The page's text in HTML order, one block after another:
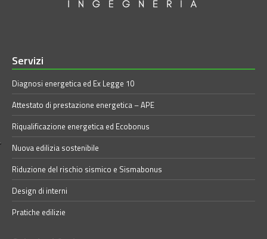
Servizi
Diagnosi energetica ed Ex Legge 10
Attestato di prestazione energetica – APE
Riqualificazione energetica ed Ecobonus
Nuova edilizia sostenibile
Riduzione del rischio sismico e Sismabonus
Design di interni
Pratiche edilizie